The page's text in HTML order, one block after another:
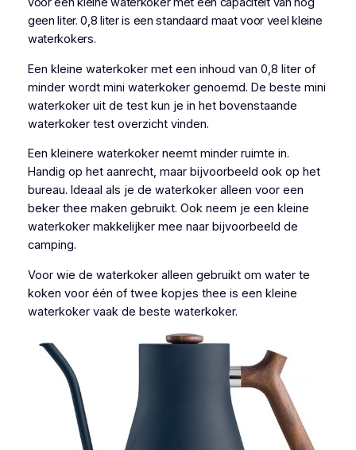
geen liter. 0,8 liter is een standaard maat voor veel kleine
waterkokers.
Een kleine waterkoker met een inhoud van 0,8 liter of
minder wordt mini waterkoker genoemd. De beste mini
waterkoker uit de test kun je in het bovenstaande
waterkoker test overzicht vinden.
Een kleinere waterkoker neemt minder ruimte in.
Handig op het aanrecht, maar bijvoorbeeld ook op het
bureau. Ideaal als je de waterkoker alleen voor een
beker thee maken gebruikt. Ook neem je een kleine
waterkoker makkelijker mee naar bijvoorbeeld de
camping.
Voor wie de waterkoker alleen gebruikt om water te
koken voor één of twee kopjes thee is een kleine
waterkoker vaak de beste waterkoker.